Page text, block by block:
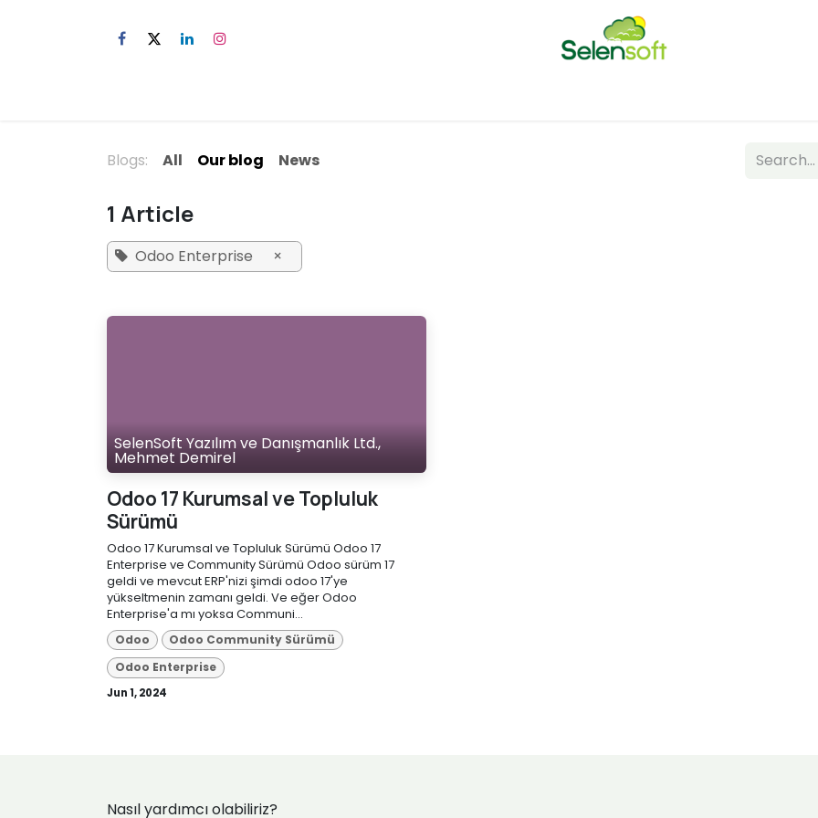
Blogs: All Our blog News
1 Article
Odoo Enterprise ×
SelenSoft Yazılım ve Danışmanlık Ltd.,
Mehmet Demirel
Odoo 17 Kurumsal ve Topluluk
Sürümü
Odoo 17 Kurumsal ve Topluluk Sürümü Odoo 17
Enterprise ve Community Sürümü Odoo sürüm 17
geldi ve mevcut ERP'nizi şimdi odoo 17'ye
yükseltmenin zamanı geldi. Ve eğer Odoo
Enterprise'a mı yoksa Communi...
Odoo
Odoo Community Sürümü
Odoo Enterprise
Jun 1, 2024
Nasıl yardımcı olabiliriz?